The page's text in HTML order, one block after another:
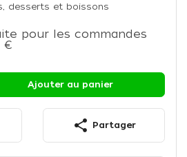
desserts et boissons
pour les commandes
€
Ajouter au panier
share Partager